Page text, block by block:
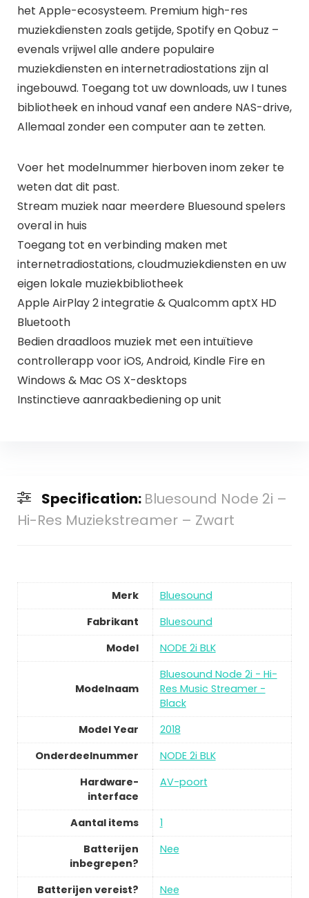
het Apple-ecosysteem. Premium high-res
muziekdiensten zoals getijde, Spotify en Qobuz –
evenals vrijwel alle andere populaire
muziekdiensten en internetradiostations zijn al
ingebouwd. Toegang tot uw downloads, uw I tunes
bibliotheek en inhoud vanaf een andere NAS-drive,
Allemaal zonder een computer aan te zetten.
Voer het modelnummer hierboven inom zeker te
weten dat dit past.
Stream muziek naar meerdere Bluesound spelers
overal in huis
Toegang tot en verbinding maken met
internetradiostations, cloudmuziekdiensten en uw
eigen lokale muziekbibliotheek
Apple AirPlay 2 integratie & Qualcomm aptX HD
Bluetooth
Bedien draadloos muziek met een intuïtieve
controllerapp voor iOS, Android, Kindle Fire en
Windows & Mac OS X-desktops
Instinctieve aanraakbediening op unit
Specification: Bluesound Node 2i –
Hi-Res Muziekstreamer – Zwart
Merk
Bluesound
Fabrikant
Bluesound
Model
NODE 2i BLK
Modelnaam
Bluesound Node 2i - Hi-
Res Music Streamer -
Black
Model Year
2018
Onderdeelnummer
NODE 2i BLK
Hardware-
interface
AV-poort
Aantal items
1
Batterijen
inbegrepen?
Nee
Batterijen vereist?
Nee